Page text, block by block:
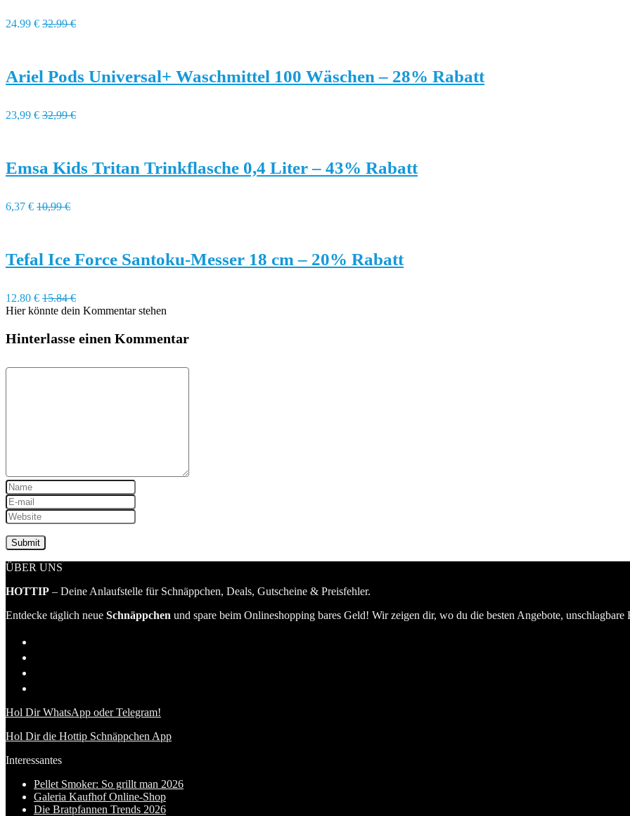
24.99 € 32.99 €
Ariel Pods Universal+ Waschmittel 100 Wäschen – 28% Rabatt
23,99 € 32,99 €
Emsa Kids Tritan Trinkflasche 0,4 Liter – 43% Rabatt
6,37 € 10,99 €
Tefal Ice Force Santoku-Messer 18 cm – 20% Rabatt
12.80 € 15.84 €
Hier könnte dein Kommentar stehen
Hinterlasse einen Kommentar
ÜBER UNS
HOTTIP – Deine Anlaufstelle für Schnäppchen, Deals, Gutscheine & Preisfehler.
Entdecke täglich neue Schnäppchen und spare beim Onlineshopping bares Geld! Wir zeigen dir, wo du die besten Angebote, unschlagbare
Hol Dir WhatsApp oder Telegram!
Hol Dir die Hottip Schnäppchen App
Interessantes
Pellet Smoker: So grillt man 2026
Galeria Kaufhof Online-Shop
Die Bratpfannen Trends 2026